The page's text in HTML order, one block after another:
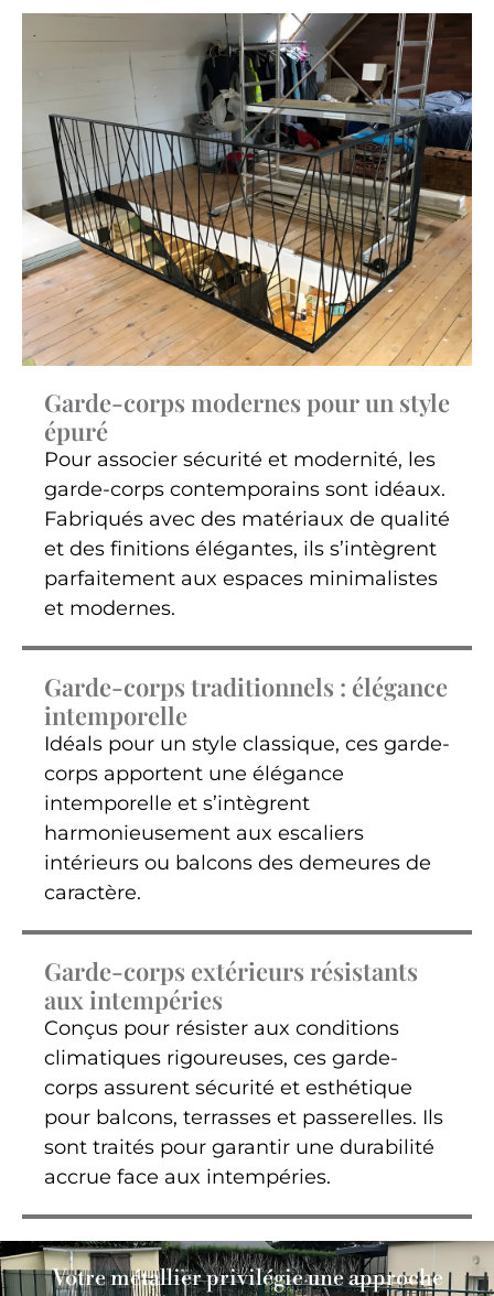
Garde-corps modernes pour un style
épuré
Pour associer sécurité et modernité, les
garde-corps contemporains sont idéaux.
Fabriqués avec des matériaux de qualité
et des finitions élégantes, ils s’intègrent
parfaitement aux espaces minimalistes
et modernes.
Garde-corps traditionnels : élégance
intemporelle
Idéals pour un style classique, ces garde-
corps apportent une élégance
intemporelle et s’intègrent
harmonieusement aux escaliers
intérieurs ou balcons des demeures de
caractère.
Garde-corps extérieurs résistants
aux intempéries
Conçus pour résister aux conditions
climatiques rigoureuses, ces garde-
corps assurent sécurité et esthétique
pour balcons, terrasses et passerelles. Ils
sont traités pour garantir une durabilité
accrue face aux intempéries.
Votre métallier privilégie une approche